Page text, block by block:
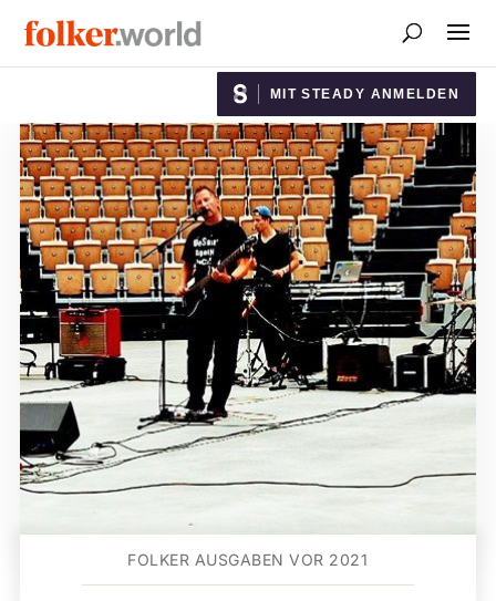
MIT STEADY ANMELDEN
FOLKER AUSGABEN VOR 2021